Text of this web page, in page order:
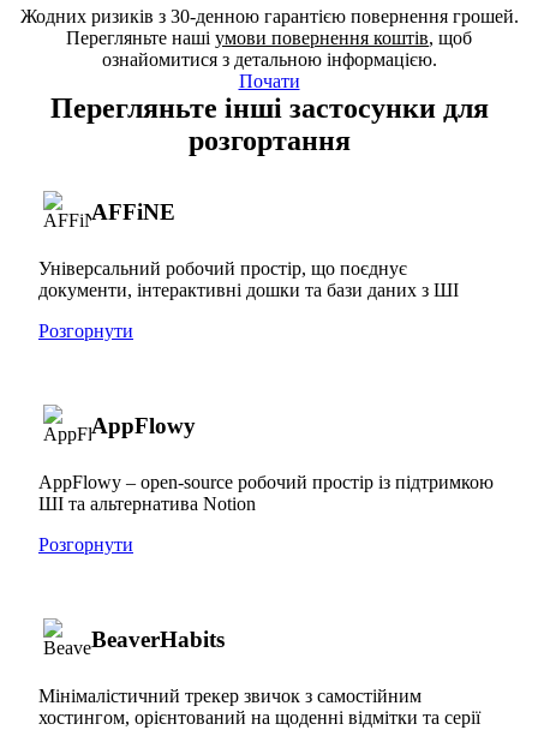
Жодних ризиків з 30-денною гарантією повернення грошей.
Перегляньте наші умови повернення коштів, щоб
ознайомитися з детальною інформацією.
Почати
Перегляньте інші застосунки для
розгортання
AFFiNE
Універсальний робочий простір, що поєднує
документи, інтерактивні дошки та бази даних з ШІ
Розгорнути
AppFlowy
AppFlowy – open-source робочий простір із підтримкою
ШІ та альтернатива Notion
Розгорнути
BeaverHabits
Мінімалістичний трекер звичок з самостійним
хостингом, орієнтований на щоденні відмітки та серії